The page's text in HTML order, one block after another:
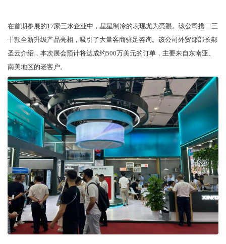
在首期参展的17家三水企业中，星星制冷的表现尤为亮眼。该公司携二三
十款全新升级产品亮相，吸引了大量客商驻足咨询。该公司外贸部部长郝
圣云介绍，本次展会预计将达成约500万美元的订单，主要来自东南亚、
南美地区的老客户。